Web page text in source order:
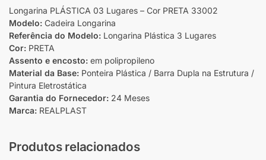
Longarina PLÁSTICA 03 Lugares – Cor PRETA 33002
Modelo: Cadeira Longarina
Referência do Modelo: Longarina Plástica 3 Lugares
Cor: PRETA
Assento e encosto: em polipropileno
Material da Base: Ponteira Plástica / Barra Dupla na Estrutura /
Pintura Eletrostática
Garantia do Fornecedor: 24 Meses
Marca: REALPLAST
Produtos relacionados